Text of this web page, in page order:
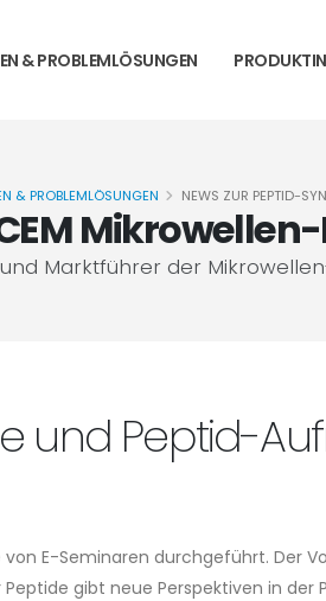
& PROBLEMLÖSUNGEN
Marktführer der
& PROBLEMLÖSUNGEN NEWS ZUR PEPTID-
und Peptid-
E-Seminaren durchgeführt. Der
gibt neue Perspektiven in der